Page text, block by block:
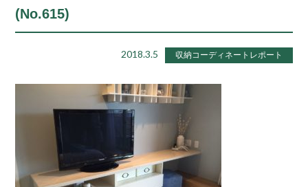
(No.615)
2018.3.5 収納コーディネートレポート